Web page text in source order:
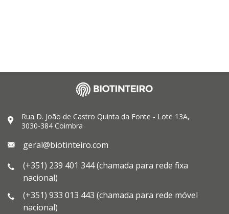
Rua D. João de Castro Quinta da Fonte - Lote 13A,
3030-384 Coimbra
geral@biotinteiro.com
(+351) 239 401 344 (chamada para rede fixa
nacional)
(+351) 933 013 443 (chamada para rede móvel
nacional)